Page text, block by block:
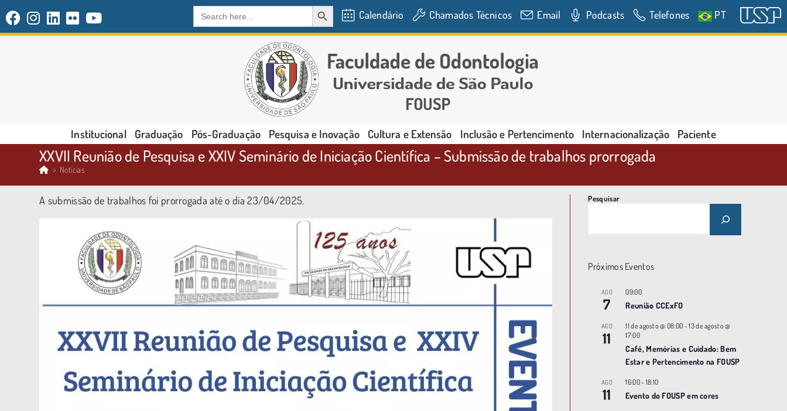
Search
for:
SEARCH BUTTON
Calendário Chamados Técnicos Email Podcasts Telefones PT
Institucional Graduação Pós-Graduação Pesquisa e Inovação Cultura e Extensão Inclusão e Pertencimento Internacionalização Paciente
XXVII Reunião de Pesquisa e XXIV Seminário de Iniciação Científica – Submissão de trabalhos prorrogada
> Notícias
A submissão de trabalhos foi prorrogada até o dia 23/04/2025. Pesquisar
Próximos Eventos
AGO
7
09:00
Reunião CCExFO
AGO
11
11 de agosto @ 08:00 -13 de agosto @
17:00
Café, Memórias e Cuidado: Bem
Estar e Pertencimento na FOUSP
AGO
11
16:00- 18:10
Evento do FOUSP em cores